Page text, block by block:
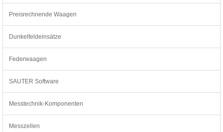
Preisrechnende Waagen
Dunkelfeldeinsätze
Federwaagen
SAUTER Software
Messtechnik-Komponenten
Messzellen